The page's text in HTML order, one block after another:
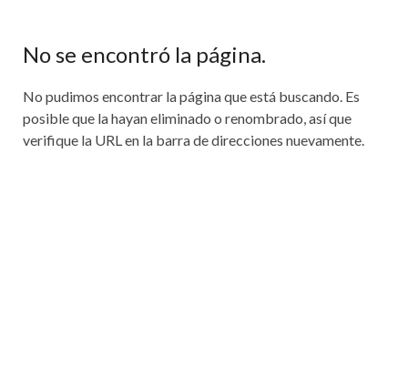
No se encontró la página.
No pudimos encontrar la página que está buscando. Es
posible que la hayan eliminado o renombrado, así que
verifique la URL en la barra de direcciones nuevamente.